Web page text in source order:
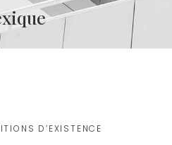
D’EXISTENCE